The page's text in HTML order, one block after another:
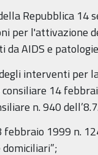
Repubblica
per l'attivazione
AIDS e
interventi per
14
n. 940
1999 n.